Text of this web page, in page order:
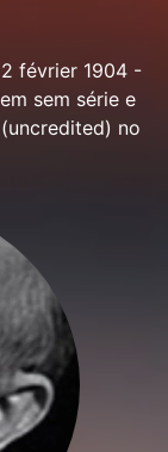
février 1904 -
sem série e
no